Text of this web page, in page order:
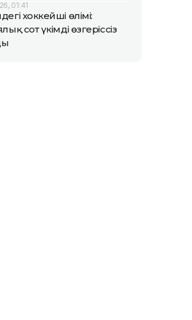
01:41
хоккейші өлімі:
сот үкімді өзгеріссіз